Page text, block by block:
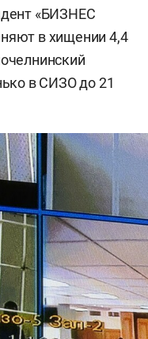
«БИЗНЕС
в хищении 4,4
в СИЗО до 21